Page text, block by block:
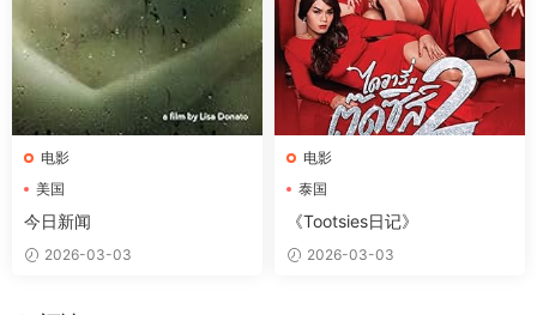
电影
美国
今日新闻
2026-03-03
电影
泰国
《Tootsies日记》
2026-03-03